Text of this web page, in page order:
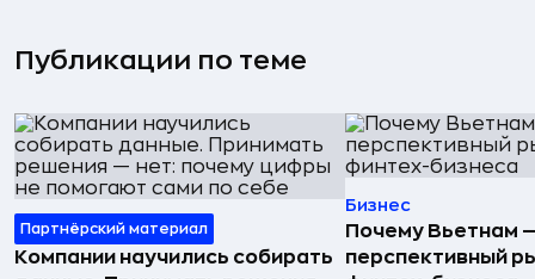
Публикации по теме
Партнёрский материал
Компании научились собирать
Бизнес
Почему Вьетнам
перспективный